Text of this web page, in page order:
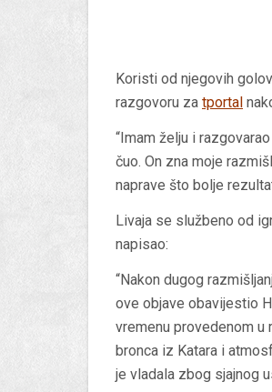
Koristi od njegovih
razgovoru za tportal
“Imam želju i
čuo. On zna moje
naprave što bolje
Livaja se službeno od
napisao:
“Nakon dugog
ove objave obavijestio
vremenu provedenom u
bronca iz Katara i
je vladala zbog sjajnog